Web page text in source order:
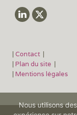
| Contact |
| Plan du site |
| Mentions légales
Nous utilisons